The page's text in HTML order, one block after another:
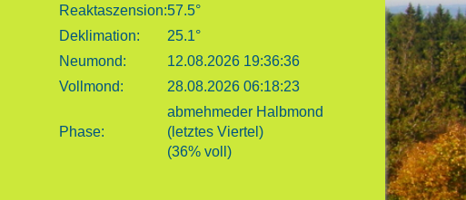
Reaktaszension:57.5°
Deklimation:
25.1°
Neumond:
12.08.2026 19:36:36
Vollmond:
28.08.2026 06:18:23
Phase:
abmehmeder Halbmond
(letztes Viertel)
(36% voll)